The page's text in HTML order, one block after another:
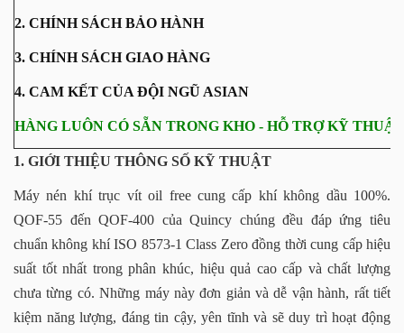
2. CHÍNH SÁCH BẢO HÀNH
3. CHÍNH SÁCH GIAO HÀNG
4. CAM KẾT CỦA ĐỘI NGŨ ASIAN
HÀNG LUÔN CÓ SẴN TRONG KHO - HỖ TRỢ KỸ
1. GIỚI THIỆU THÔNG SỐ KỸ THUẬT
Máy nén khí trục vít oil free cung cấp khí không dầu 100%.
QOF-55 đến QOF-400 của Quincy chúng đều đáp ứng tiêu
chuẩn không khí ISO 8573-1 Class Zero đồng thời cung cấp hiệu
suất tốt nhất trong phân khúc, hiệu quả cao cấp và chất lượng
chưa từng có. Những máy này đơn giản và dễ vận hành, rất tiết
kiệm năng lượng, đáng tin cậy, yên tĩnh và sẽ duy trì hoạt động